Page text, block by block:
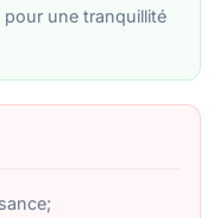
une tranquillité